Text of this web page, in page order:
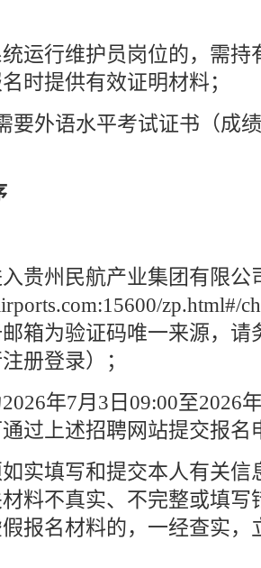
运行维护员岗位的，需持
时提供有效证明材料；
要外语水平考试证书（成
贵州民航产业集团有限公
zp.html#/
箱为验证码唯一来源，请
册登录）；
年7月3日09:00至2026
过上述招聘网站提交报名
实填写和提交本人有关信
料不真实、不完整或填写
报名材料的，一经查实，